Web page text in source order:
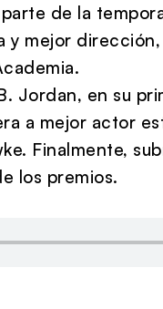
de la
y mejor dirección,
Jordan, en su
a mejor actor
Finalmente,
los premios.